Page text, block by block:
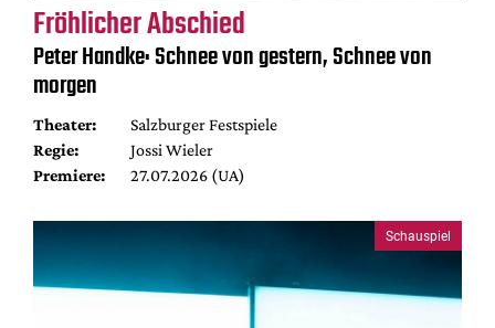
Fröhlicher Abschied
Peter Handke: Schnee von gestern, Schnee von
morgen
Theater:
Salzburger Festspiele
Regie:
Jossi Wieler
Premiere:
27.07.2026 (UA)
Schauspiel